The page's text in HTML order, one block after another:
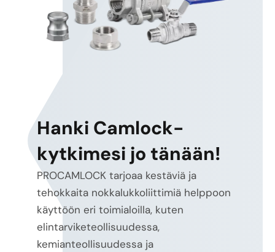
energy
efficiency and heat reduction
electro-hydraulic
and proportional control
system-
level optimization
Hanki Camlock-
kytkimesi jo tänään!
PROCAMLOCK tarjoaa kestäviä ja
tehokkaita nokkalukkoliittimiä helppoon
käyttöön eri toimialoilla, kuten
elintarviketeollisuudessa,
kemianteollisuudessa ja